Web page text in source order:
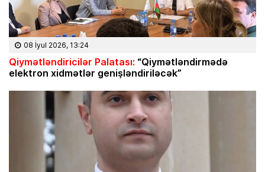
08 İyul 2026, 13:24
Qiymətləndiricilər Palatası: “Qiymətləndirmədə
elektron xidmətlər genişləndiriləcək”